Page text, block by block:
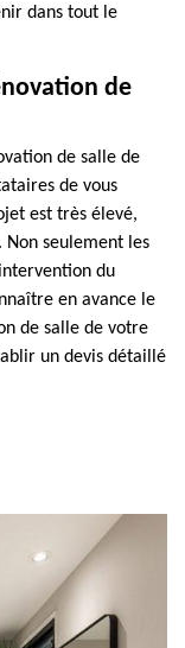
dans tout le
de
de salle de
de vous
est très élevé,
Non seulement les
du
en avance le
de salle de votre
un devis détaillé